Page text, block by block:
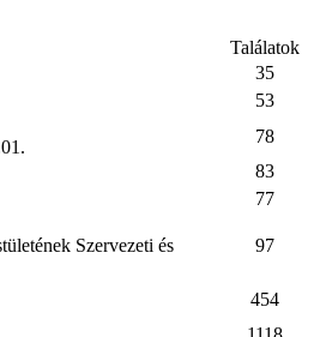
Találatok
35
53
78
83
77
Szervezeti és
97
454